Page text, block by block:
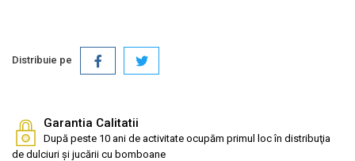
Distribuie pe
Garantia Calitatii
După peste 10 ani de activitate ocupăm primul loc în distribuţia
de dulciuri și jucării cu bomboane